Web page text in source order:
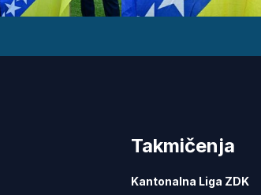
Takmičenja
Kantonalna Liga ZDK